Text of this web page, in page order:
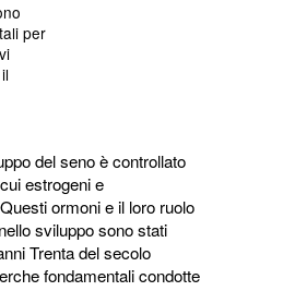
per
del seno è controllato
estrogeni e
ormoni e il loro ruolo
sviluppo sono stati
Trenta del secolo
fondamentali condotte